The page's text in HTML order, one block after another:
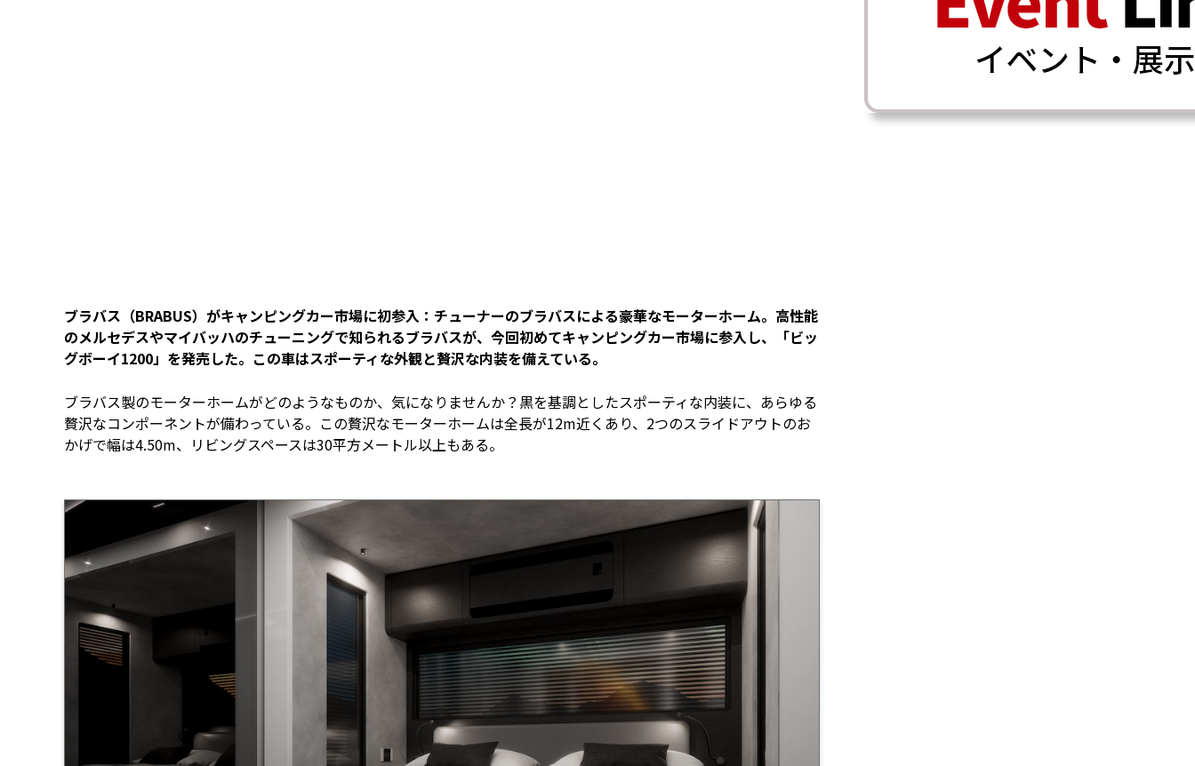
ブラバス（BRABUS）がキャンピングカー市場に初参入：チューナーのブラバスによる豪華なモーターホーム。高性能
のメルセデスやマイバッハのチューニングで知られるブラバスが、今回初めてキャンピングカー市場に参入し、「ビッ
グボーイ1200」を発売した。この車はスポーティな外観と贅沢な内装を備えている。
ブラバス製のモーターホームがどのようなものか、気になりませんか？黒を基調としたスポーティな内装に、あらゆる
贅沢なコンポーネントが備わっている。この贅沢なモーターホームは全長が12m近くあり、2つのスライドアウトのお
かげで幅は4.50m、リビングスペースは30平方メートル以上もある。